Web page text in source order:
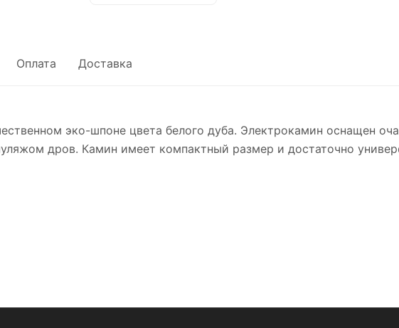
Оплата Доставка
эко-шпоне цвета белого дуба. Электрокамин оснащен
дров. Камин имеет компактный размер и достаточно